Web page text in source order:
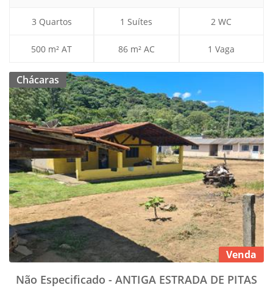
3 Quartos 1 Suítes 2 WC
500 m² AT 86 m² AC 1 Vaga
Chácaras
Venda
Não Especificado - ANTIGA ESTRADA DE PITAS